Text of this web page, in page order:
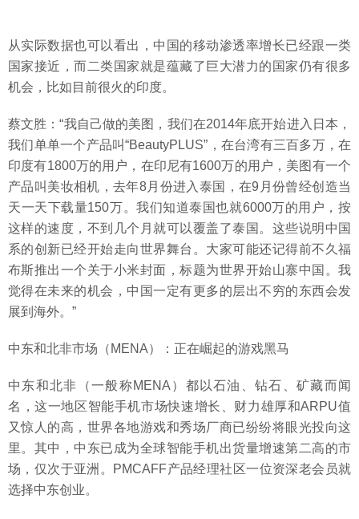
从实际数据也可以看出，中国的移动渗透率增长已经跟一类
国家接近，而二类国家就是蕴藏了巨大潜力的国家仍有很多
机会，比如目前很火的印度。
蔡文胜：“我自己做的美图，我们在2014年底开始进入日本，
我们单单一个产品叫“BeautyPLUS”，在台湾有三百多万，在
印度有1800万的用户，在印尼有1600万的用户，美图有一个
产品叫美妆相机，去年8月份进入泰国，在9月份曾经创造当
天一天下载量150万。我们知道泰国也就6000万的用户，按
这样的速度，不到几个月就可以覆盖了泰国。这些说明中国
系的创新已经开始走向世界舞台。大家可能还记得前不久福
布斯推出一个关于小米封面，标题为世界开始山寨中国。我
觉得在未来的机会，中国一定有更多的层出不穷的东西会发
展到海外。”
中东和北非市场（MENA）：正在崛起的游戏黑马
中东和北非（一般称MENA）都以石油、钻石、矿藏而闻
名，这一地区智能手机市场快速增长、财力雄厚和ARPU值
又惊人的高，世界各地游戏和秀场厂商已纷纷将眼光投向这
里。其中，中东已成为全球智能手机出货量增速第二高的市
场，仅次于亚洲。PMCAFF产品经理社区一位资深老会员就
选择中东创业。